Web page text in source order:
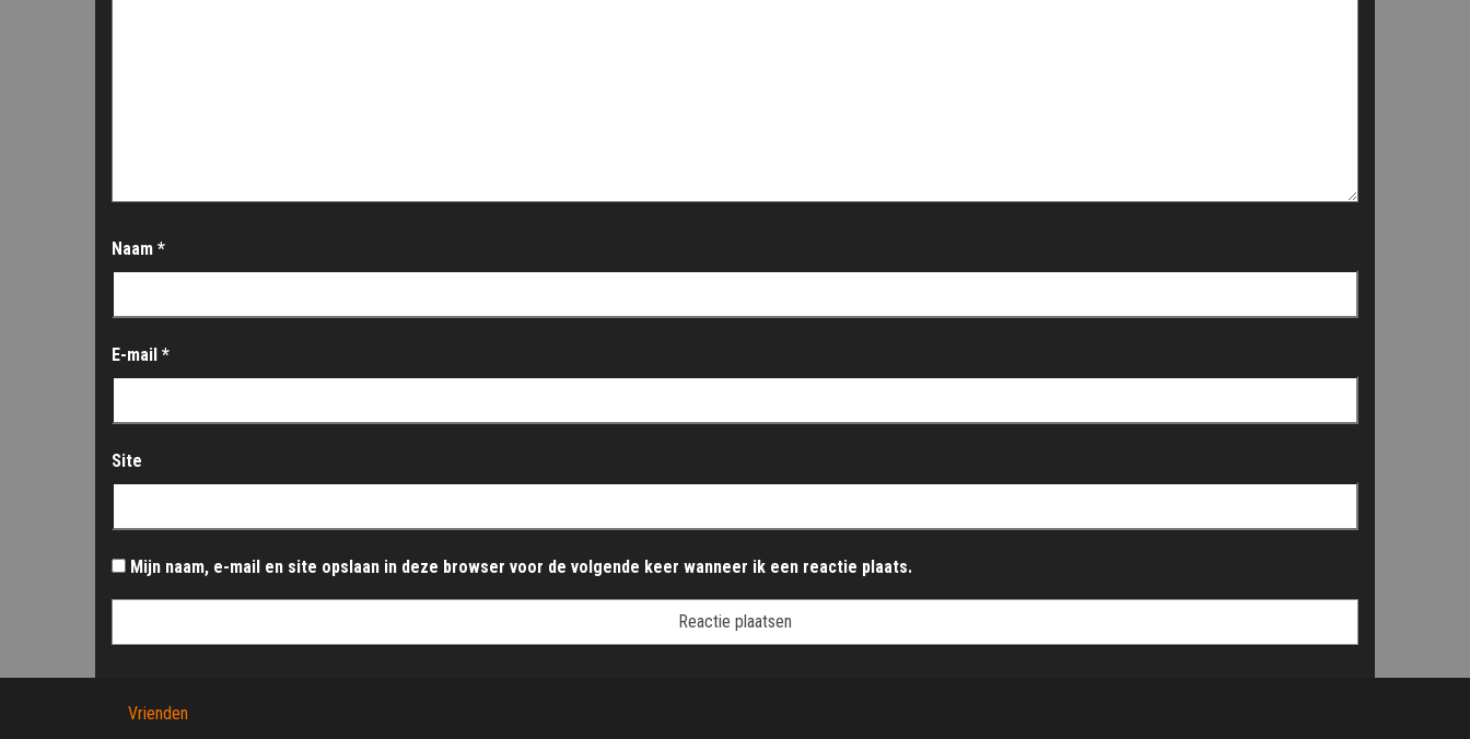
Naam *
E-mail *
Site
Mijn naam, e-mail en site opslaan in deze browser voor de volgende keer wanneer ik een reactie plaats.
Vrienden